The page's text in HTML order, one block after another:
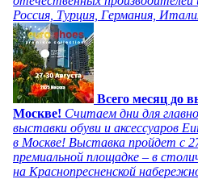
Россия, Турция, Германия,
Всего месяц до
Москве! Считаем дни для
выставки обуви и аксессуаров
в Москве! Выставка пройдет с
премиальной площадке – в
на Краснопресненской